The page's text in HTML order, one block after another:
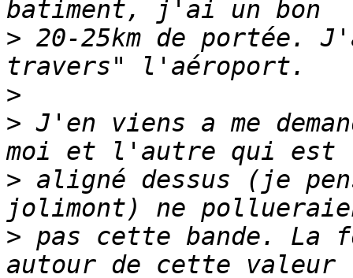
> 20-25km de portée.
>
> J'en viens a me
> aligné dessus (je
> pas cette bande. La